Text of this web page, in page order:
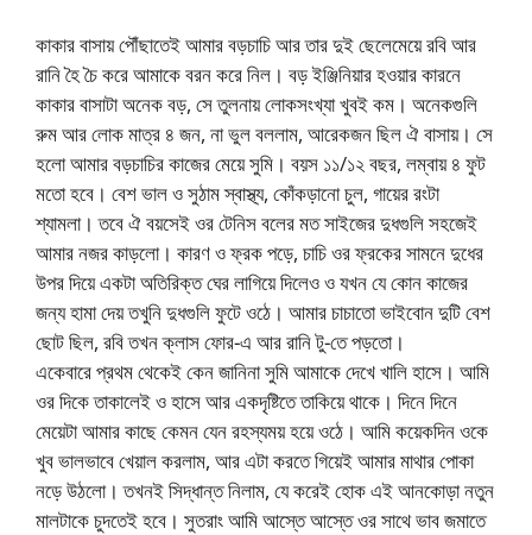
কাকার বাসায় পৌঁছাতেই আমার বড়চাচি আর তার দুই ছেলেমেয়ে রবি আর
রানি হৈ চৈ করে আমাকে বরন করে নিল। বড় ইঞ্জিনিয়ার হওয়ার কারনে
কাকার বাসাটা অনেক বড়, সে তুলনায় লোকসংখ্যা খুবই কম। অনেকগুলি
রুম আর লোক মাত্র ৪ জন, না ভুল বললাম, আরেকজন ছিল ঐ বাসায়। সে
হলো আমার বড়চাচির কাজের মেয়ে সুমি। বয়স ১১/১২ বছর, লম্বায় ৪ ফুট
মতো হবে। বেশ ভাল ও সুঠাম স্বাস্থ্য, কোঁকড়ানো চুল, গায়ের রংটা
শ্যামলা। তবে ঐ বয়সেই ওর টেনিস বলের মত সাইজের দুধগুলি সহজেই
আমার নজর কাড়লো। কারণ ও ফ্রক পড়ে, চাচি ওর ফ্রকের সামনে দুধের
উপর দিয়ে একটা অতিরিক্ত ঘের লাগিয়ে দিলেও ও যখন যে কোন কাজের
জন্য হামা দেয় তখুনি দুধগুলি ফুটে ওঠে। আমার চাচাতো ভাইবোন দুটি বেশ
ছোট ছিল, রবি তখন ক্লাস ফোর-এ আর রানি টু-তে পড়তো।
একেবারে প্রথম থেকেই কেন জানিনা সুমি আমাকে দেখে খালি হাসে। আমি
ওর দিকে তাকালেই ও হাসে আর একদৃষ্টিতে তাকিয়ে থাকে। দিনে দিনে
মেয়েটা আমার কাছে কেমন যেন রহস্যময় হয়ে ওঠে। আমি কয়েকদিন ওকে
খুব ভালভাবে খেয়াল করলাম, আর এটা করতে গিয়েই আমার মাথার পোকা
নড়ে উঠলো। তখনই সিদ্ধান্ত নিলাম, যে করেই হোক এই আনকোড়া নতুন
মালটাকে চুদতেই হবে। সুতরাং আমি আস্তে আস্তে ওর সাথে ভাব জমাতে